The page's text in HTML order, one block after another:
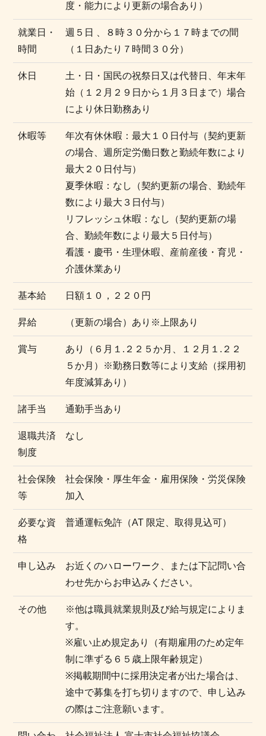
度・能力により更新の場合あり）
就業日・
時間
週５日 、８時３０分から１７時までの間
（１日あたり７時間３０分）
休日
土・日・国民の祝祭日又は代替日、年末年
始（１２月２９日から１月３日まで）場合
により休日勤務あり
休暇等
年次有休休暇：最大１０日付与（契約更新
の場合、週所定労働日数と勤続年数により
最大２０日付与）
夏季休暇：なし（契約更新の場合、勤続年
数により最大３日付与）
リフレッシュ休暇：なし（契約更新の場
合、勤続年数により最大５日付与）
看護・慶弔・生理休暇、産前産後・育児・
介護休業あり
基本給 日額１０，２２０円
昇給 （更新の場合）あり※上限あり
賞与
あり（６月１.２２５か月、１２月１.２２
５か月）※勤務日数等により支給（採用初
年度減算あり）
諸手当 通勤手当あり
退職共済
制度
なし
社会保険
等
社会保険・厚生年金・雇用保険・労災保険
加入
必要な資
格
普通運転免許（AT 限定、取得見込可）
申し込み
お近くのハローワーク、または下記問い合
わせ先からお申込みください。
その他
※他は職員就業規則及び給与規定によりま
す。
※雇い止め規定あり（有期雇用のため定年
制に準ずる６５歳上限年齢規定）
※掲載期間中に採用決定者が出た場合は、
途中で募集を打ち切りますので、申し込み
の際はご注意願います。